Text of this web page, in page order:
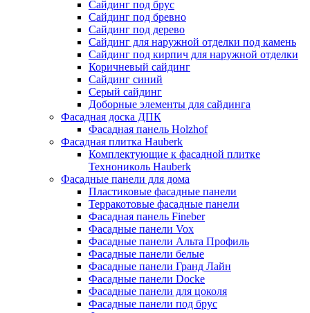
Сайдинг под брус
Сайдинг под бревно
Сайдинг под дерево
Сайдинг для наружной отделки под камень
Сайдинг под кирпич для наружной отделки
Коричневый сайдинг
Сайдинг синий
Серый сайдинг
Доборные элементы для сайдинга
Фасадная доска ДПК
Фасадная панель Holzhof
Фасадная плитка Hauberk
Комплектующие к фасадной плитке
Технониколь Hauberk
Фасадные панели для дома
Пластиковые фасадные панели
Терракотовые фасадные панели
Фасадная панель Fineber
Фасадные панели Vox
Фасадные панели Альта Профиль
Фасадные панели белые
Фасадные панели Гранд Лайн
Фасадные панели Docke
Фасадные панели для цоколя
Фасадные панели под брус